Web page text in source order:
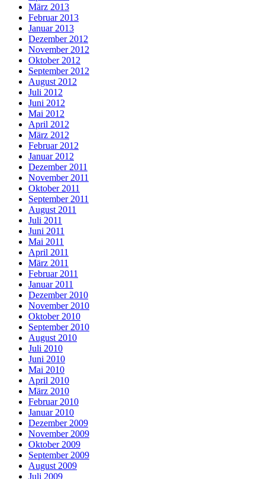
März 2013
Februar 2013
Januar 2013
Dezember 2012
November 2012
Oktober 2012
September 2012
August 2012
Juli 2012
Juni 2012
Mai 2012
April 2012
März 2012
Februar 2012
Januar 2012
Dezember 2011
November 2011
Oktober 2011
September 2011
August 2011
Juli 2011
Juni 2011
Mai 2011
April 2011
März 2011
Februar 2011
Januar 2011
Dezember 2010
November 2010
Oktober 2010
September 2010
August 2010
Juli 2010
Juni 2010
Mai 2010
April 2010
März 2010
Februar 2010
Januar 2010
Dezember 2009
November 2009
Oktober 2009
September 2009
August 2009
Juli 2009